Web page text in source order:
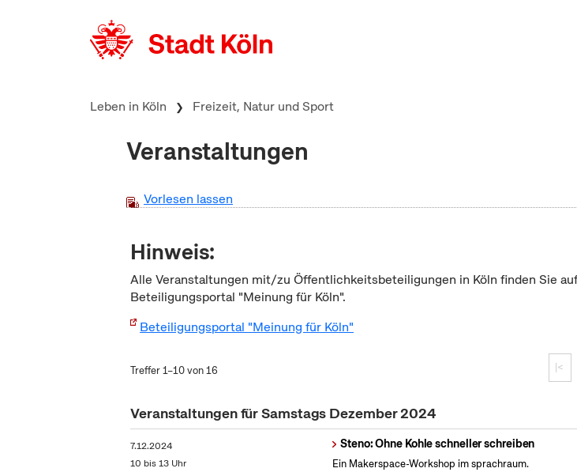
Leben in Köln Freizeit, Natur und Sport
Veranstaltungen
Vorlesen lassen
Hinweis:
Alle Veranstaltungen mit/zu Öffentlichkeitsbeteiligungen in Köln finden Sie
Beteiligungsportal "Meinung für Köln".
Beteiligungsportal "Meinung für Köln"
Treffer 1–10 von 16 |<
Veranstaltungen für Samstags Dezember 2024
7.12.2024
10 bis 13 Uhr
Steno: Ohne Kohle schneller schreiben
Ein Makerspace-Workshop im sprachraum.